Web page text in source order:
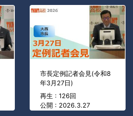
市長定例記者会見(令和8
年3月27日)
再生 : 126回
公開 : 2026.3.27